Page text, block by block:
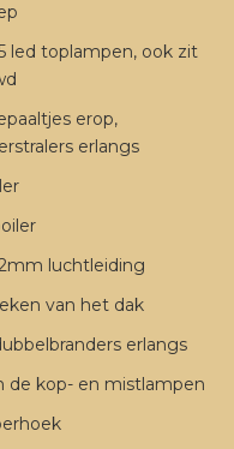
led toplampen, ook zit
erop,
erlangs
luchtleiding
van het dak
erlangs
de kop- en mistlampen